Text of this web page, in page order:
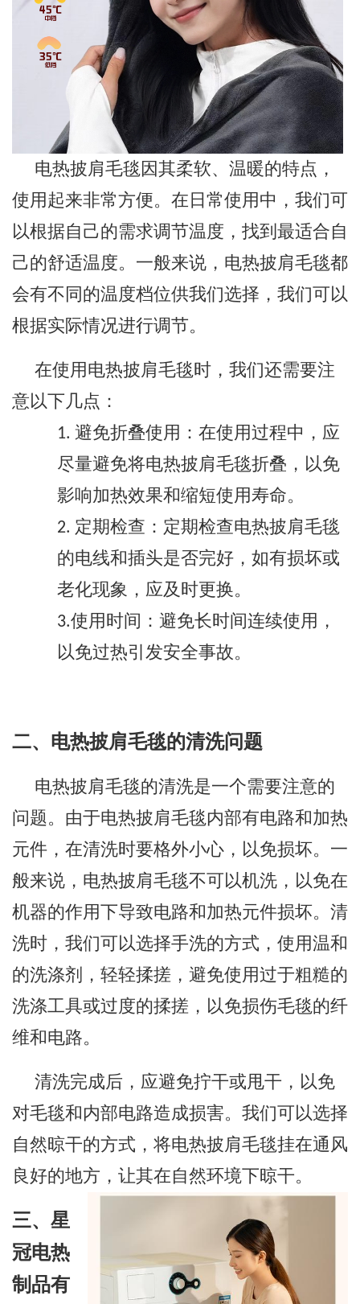
电热披肩毛毯因其柔软、温暖的特点，
使用起来非常方便。在日常使用中，我们可
以根据自己的需求调节温度，找到最适合自
己的舒适温度。一般来说，电热披肩毛毯都
会有不同的温度档位供我们选择，我们可以
根据实际情况进行调节。
在使用电热披肩毛毯时，我们还需要注
意以下几点：
1. 避免折叠使用：在使用过程中，应
尽量避免将电热披肩毛毯折叠，以免
影响加热效果和缩短使用寿命。
2. 定期检查：定期检查电热披肩毛毯
的电线和插头是否完好，如有损坏或
老化现象，应及时更换。
3.使用时间：避免长时间连续使用，
以免过热引发安全事故。
二、电热披肩毛毯的清洗问题
电热披肩毛毯的清洗是一个需要注意的
问题。由于电热披肩毛毯内部有电路和加热
元件，在清洗时要格外小心，以免损坏。 一
般来说，电热披肩毛毯不可以机洗，以免在
机器的作用下导致电路和加热元件损坏。清
洗时，我们可以选择手洗的方式，使用温和
的洗涤剂，轻轻揉搓，避免使用过于粗糙的
洗涤工具或过度的揉搓，以免损伤毛毯的纤
维和电路。
清洗完成后，应避免拧干或甩干，以免
对毛毯和内部电路造成损害。我们可以选择
自然晾干的方式，将电热披肩毛毯挂在通风
良好的地方，让其在自然环境下晾干。
三、星
冠电热
制品有